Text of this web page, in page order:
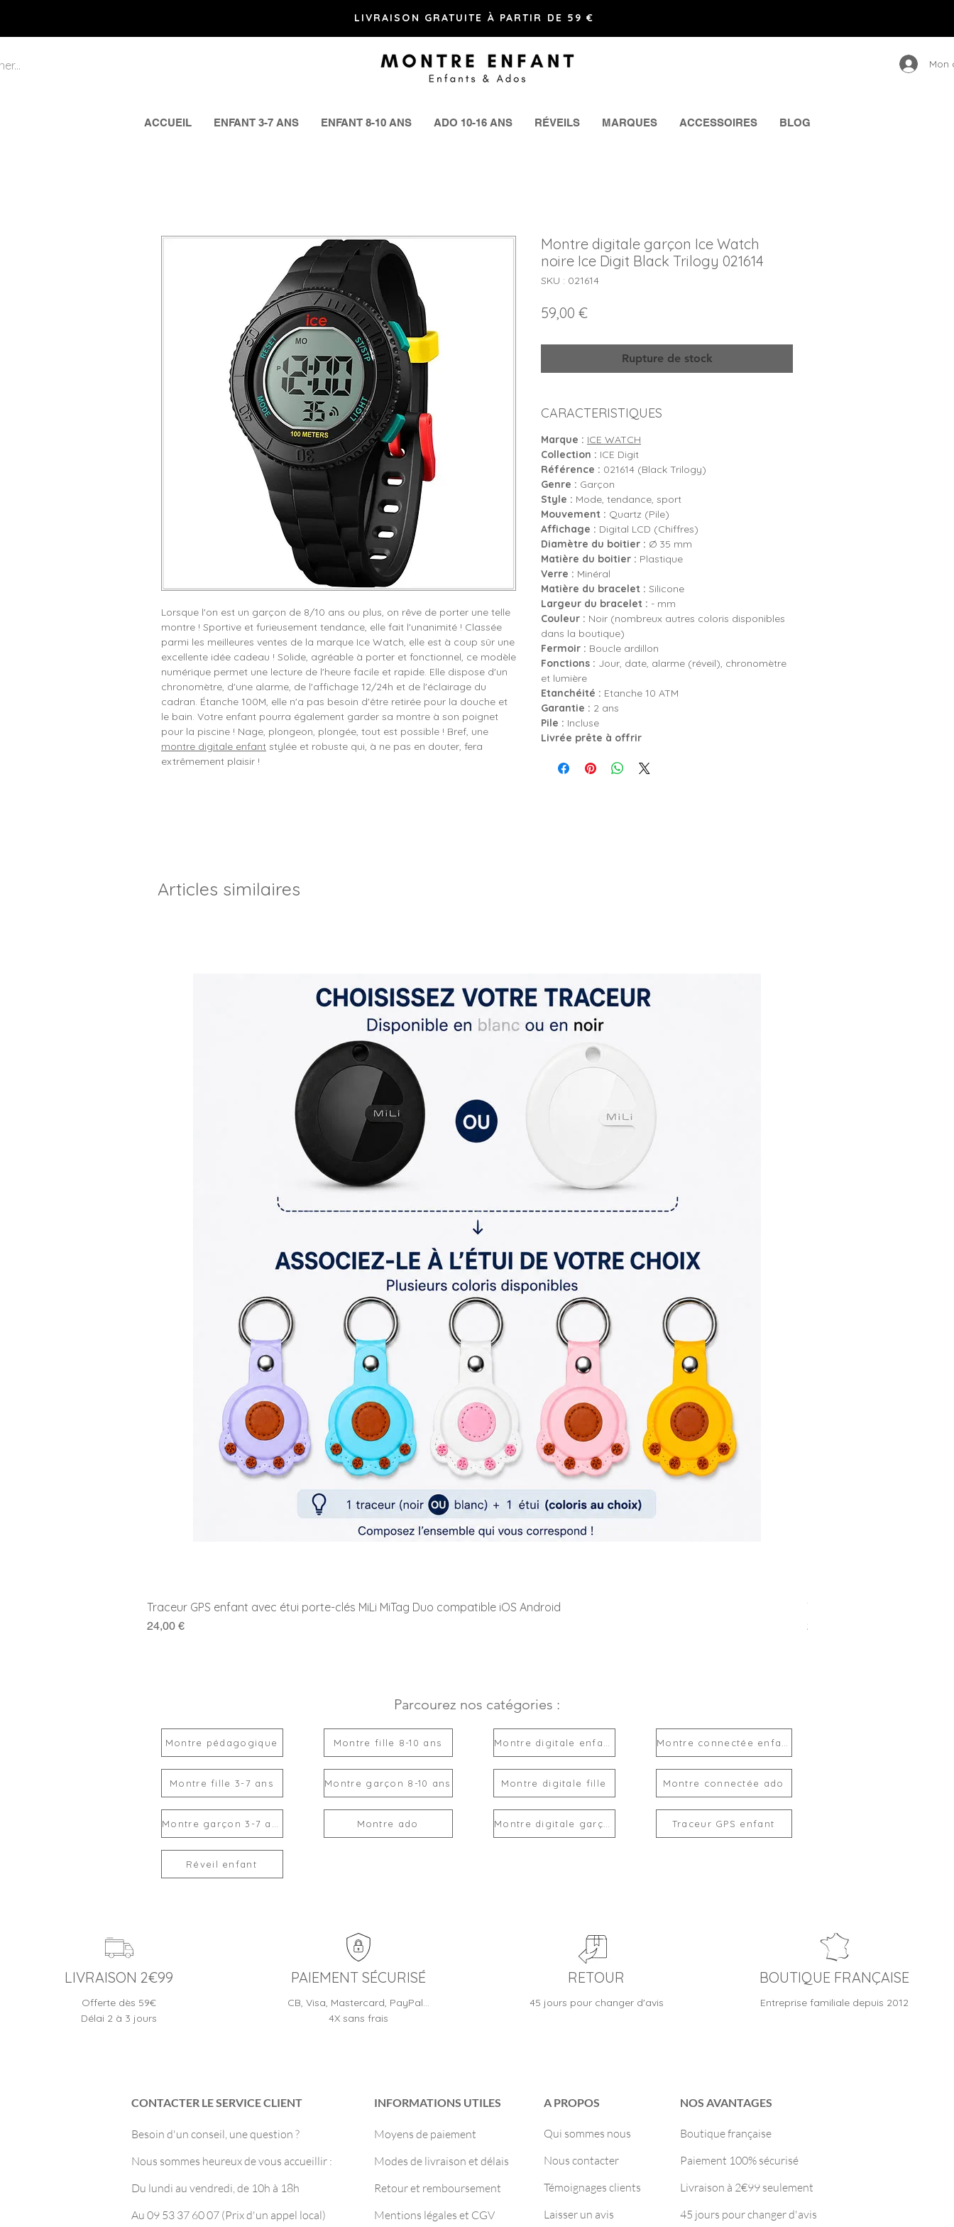
LIVRAISON GRATUITE À PARTIR DE 59 €
Mon
ACCUEIL ENFANT 3-7 ANS ENFANT 8-10 ANS ADO 10-16 ANS RÉVEILS MARQUES ACCESSOIRES BLOG
Lorsque l'on est un garçon de 8/10 ans ou plus, on rêve de porter une telle
montre ! Sportive et furieusement tendance, elle fait l'unanimité ! Classée
parmi les meilleures ventes de la marque Ice Watch, elle est à coup sûr une
excellente idée cadeau ! Solide, agréable à porter et fonctionnel, ce modèle
numérique permet une lecture de l'heure facile et rapide. Elle dispose d'un
chronomètre, d'une alarme, de l'affichage 12/24h et de l'éclairage du
cadran. Étanche 100M, elle n'a pas besoin d'être retirée pour la douche et
le bain. Votre enfant pourra également garder sa montre à son poignet
pour la piscine ! Nage, plongeon, plongée, tout est possible ! Bref, une
montre digitale enfant stylée et robuste qui, à ne pas en douter, fera
extrêmement plaisir !
Montre digitale garçon Ice Watch
noire Ice Digit Black Trilogy 021614
SKU : 021614
59,00 €Prix
Rupture de stock
CARACTERISTIQUES
Marque : ICE WATCH
Collection : ICE Digit
Référence : 021614 (Black Trilogy)
Genre : Garçon
Style : Mode, tendance, sport
Mouvement : Quartz (Pile)
Affichage : Digital LCD (Chiffres)
Diamètre du boitier : Ø 35 mm
Matière du boitier : Plastique
Verre : Minéral
Matière du bracelet : Silicone
Largeur du bracelet : - mm
Couleur : Noir (nombreux autres coloris disponibles
dans la boutique)
Fermoir : Boucle ardillon
Fonctions : Jour, date, alarme (réveil), chronomètre
et lumière
Etanchéité : Etanche 10 ATM
Garantie : 2 ans
Pile : Incluse
Livrée prête à offrir
Articles similaires
Traceur GPS enfant avec étui porte-clés MiLi MiTag Duo compatible iOS Android
Prix
24,00 €
Traceur GPS enfant MiLi
Prix
24,00 €
Parcourez nos catégories :
Montre pédagogique
Montre fille 3-7 ans
Montre fille 8-10 ans
Montre garçon 8-10 ans
Montre ado
Montre digitale fille Montre connectée ado
Traceur GPS enfant
Réveil enfant
LIVRAISON 2€99
Offerte dès 59€
Délai 2 à 3 jours
PAIEMENT SÉCURISÉ
CB, Visa, Mastercard, PayPal…
4X sans frais
RETOUR
45 jours pour changer d'avis
BOUTIQUE FRANÇAISE
Entreprise familiale depuis 2012
CONTACTER LE SERVICE CLIENT
Besoin d'un conseil, une question ?
Nous sommes heureux de vous accueillir :
Du lundi au vendredi, de 10h à 18h
Au 09 53 37 60 07 (Prix d'un appel local)
INFORMATIONS UTILES
Moyens de paiement
Modes de livraison et délais
Retour et remboursement
Mentions légales et CGV
A PROPOS
Qui sommes nous
Nous contacter
Témoignages clients
Laisser un avis
NOS AVANTAGES
Boutique française
Paiement 100% sécurisé
Livraison à 2€99 seulement
45 jours pour changer d'avis